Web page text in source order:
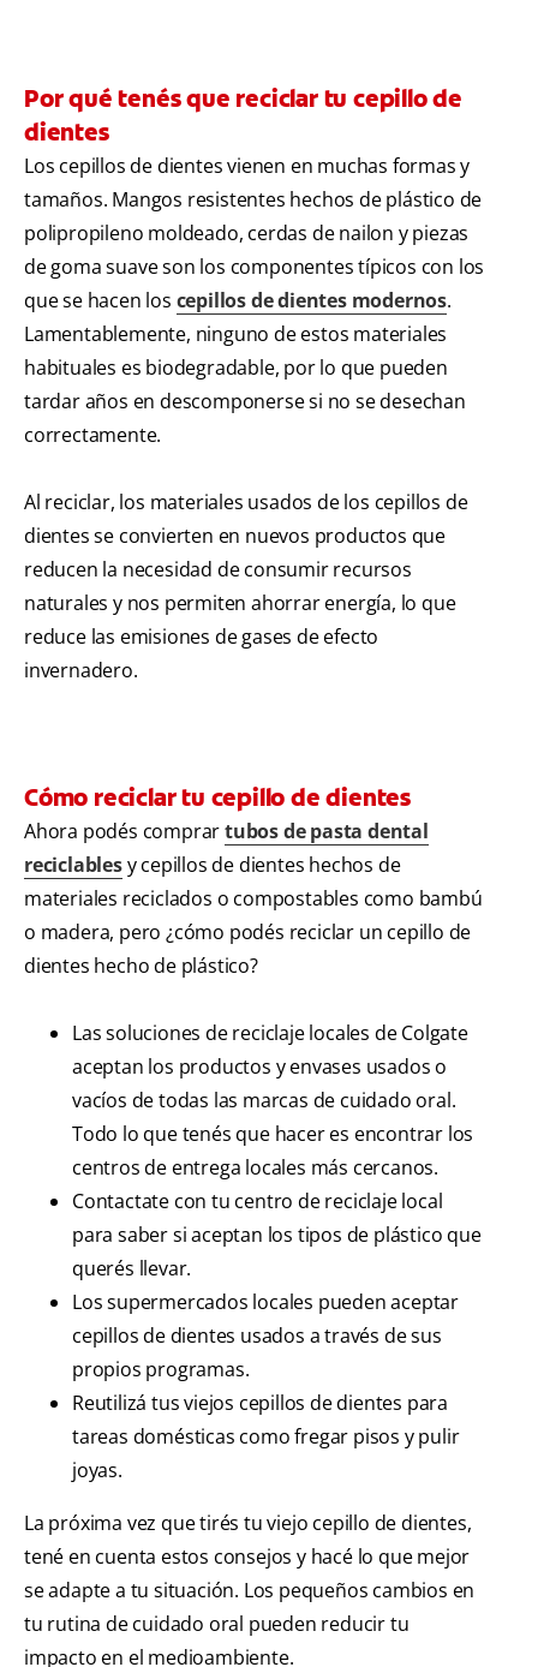
Por qué tenés que reciclar tu cepillo de
dientes
Los cepillos de dientes vienen en muchas formas y
tamaños. Mangos resistentes hechos de plástico de
polipropileno moldeado, cerdas de nailon y piezas
de goma suave son los componentes típicos con los
que se hacen los cepillos de dientes modernos.
Lamentablemente, ninguno de estos materiales
habituales es biodegradable, por lo que pueden
tardar años en descomponerse si no se desechan
correctamente.
Al reciclar, los materiales usados ​​de los cepillos de
dientes se convierten en nuevos productos que
reducen la necesidad de consumir recursos
naturales y nos permiten ahorrar energía, lo que
reduce las emisiones de gases de efecto
invernadero.
Cómo reciclar tu cepillo de dientes
Ahora podés comprartubos de pasta dental
reciclablesy cepillos de dientes hechos de
materiales reciclados o compostables como bambú
o madera, pero ¿cómo podés reciclar un cepillo de
dientes hecho de plástico?
Las soluciones de reciclaje locales de Colgate
aceptan los productos y envases usados ​​o
vacíos de todas las marcas de cuidado oral.
Todo lo que tenés que hacer es encontrar los
centros de entrega locales más cercanos.
Contactate con tu centro de reciclaje local
para saber si aceptan los tipos de plástico que
querés llevar.
Los supermercados locales pueden aceptar
cepillos de dientes usados ​​a través de sus
propios programas.
Reutilizá tus viejos cepillos de dientes para
tareas domésticas como fregar pisos y pulir
joyas.
La próxima vez que tirés tu viejo cepillo de dientes,
tené en cuenta estos consejos y hacé lo que mejor
se adapte a tu situación. Los pequeños cambios en
tu rutina de cuidado oral pueden reducir tu
impacto en el medioambiente.